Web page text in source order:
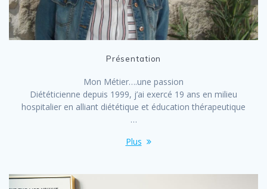
Présentation
Mon Métier….une passion
Diététicienne depuis 1999, j’ai exercé 19 ans en milieu
hospitalier en alliant diététique et éducation thérapeutique
…
Plus